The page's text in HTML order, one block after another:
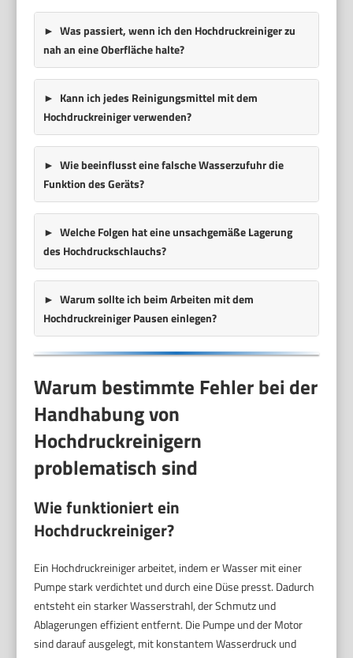
Was passiert, wenn ich den Hochdruckreiniger zu
nah an eine Oberfläche halte?
Kann ich jedes Reinigungsmittel mit dem
Hochdruckreiniger verwenden?
Wie beeinflusst eine falsche Wasserzufuhr die
Funktion des Geräts?
Welche Folgen hat eine unsachgemäße Lagerung
des Hochdruckschlauchs?
Warum sollte ich beim Arbeiten mit dem
Hochdruckreiniger Pausen einlegen?
Warum bestimmte Fehler bei der
Handhabung von
Hochdruckreinigern
problematisch sind
Wie funktioniert ein
Hochdruckreiniger?
Ein Hochdruckreiniger arbeitet, indem er Wasser mit einer
Pumpe stark verdichtet und durch eine Düse presst. Dadurch
entsteht ein starker Wasserstrahl, der Schmutz und
Ablagerungen effizient entfernt. Die Pumpe und der Motor
sind darauf ausgelegt, mit konstantem Wasserdruck und